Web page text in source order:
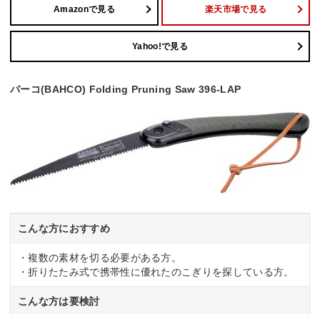
Amazonで見る 楽天市場で見る
Yahoo!で見る
バーコ(BAHCO) Folding Pruning Saw 396-LAP
こんな方におすすめ
・複数の素材を切る必要がある方。
・折りたたみ式で携帯性に優れたのこぎりを探している方。
こんな方は要検討